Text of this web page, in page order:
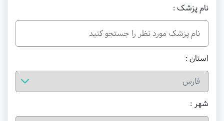
نام پزشک :
استان :
شهر :